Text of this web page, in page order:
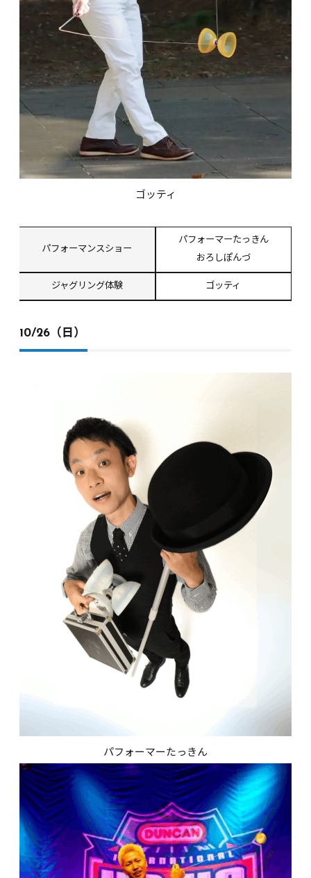
ゴッティ
パフォーマンスショー
パフォーマーたっきん
おろしぽんづ
ジャグリング体験 ゴッティ
10/26（日）
パフォーマーたっきん